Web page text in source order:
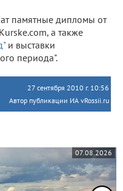
памятные дипломы от
а также
и выставки
периода".
27 сентября 2010 г. 10:56
Автор публикации ИА vRossii.ru
07.08.2026